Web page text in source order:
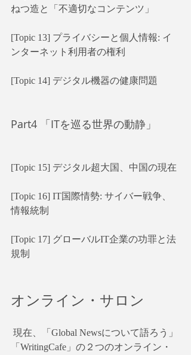
ねつ造と「不適切なコンテンツ」
[Topic 13] プライバシーと個人情報: イ
ンターネット利用者の権利
[Topic 14] デジタル機器の健康問題
Part4 「ITを巡る世界の動静」
[Topic 15] デジタル超大国、中国の現在
[Topic 16] IT国際情勢: サイバー戦争、
情報統制
[Topic 17] グローバルIT企業の功罪と法
規制
オンライン・サロン
「WritingCafe」の２つのオンライン・